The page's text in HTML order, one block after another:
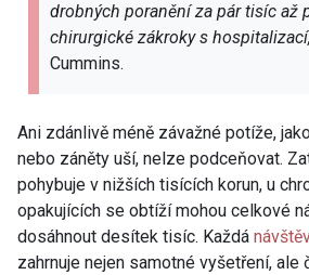
drobných poranění za pár tisíc až
chirurgické zákroky s
Cummins.
Ani zdánlivě méně závažné potíže,
nebo záněty uší, nelze podceňovat.
pohybuje v nižších tisících korun, u
opakujících se obtíží mohou celkové
dosáhnout desítek tisíc. Každá
zahrnuje nejen samotné vyšetření, ale